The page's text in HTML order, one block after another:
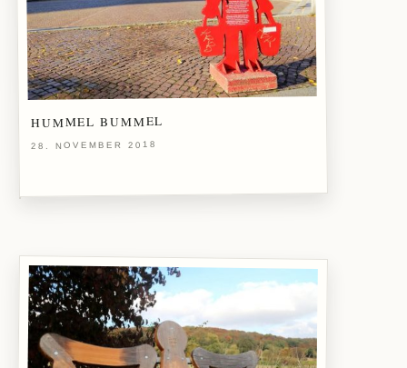
HUMMEL BUMMEL
28. NOVEMBER 2018